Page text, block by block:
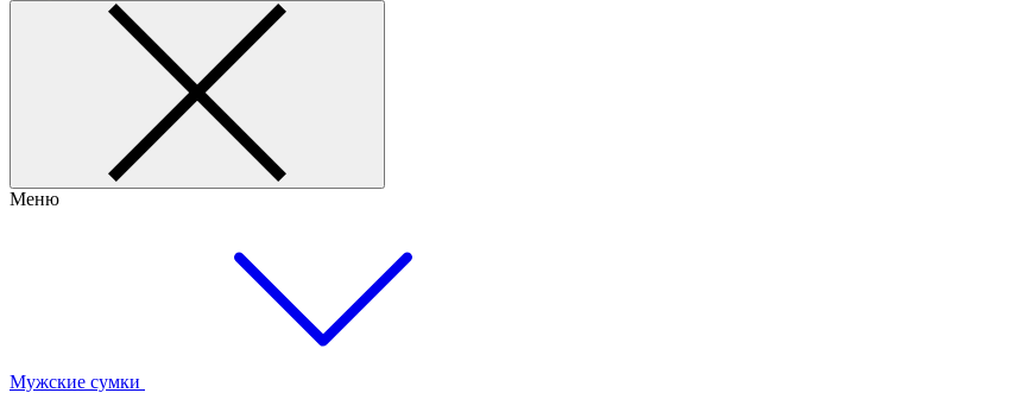
Меню
Мужские сумки